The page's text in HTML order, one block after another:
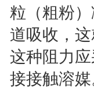
粒（粗粉
道吸收，
这种阻力
接接触溶